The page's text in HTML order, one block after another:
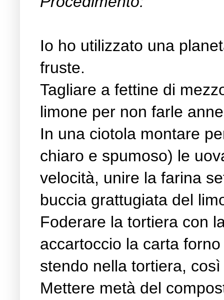
Io ho utilizzato una
fruste.
Tagliare a fettine di
limone per non farle
In una ciotola montare
chiaro e spumoso) le
velocità, unire la farina
buccia grattugiata del
Foderare la tortiera con
accartoccio la carta
stendo nella tortiera,
Mettere metà del